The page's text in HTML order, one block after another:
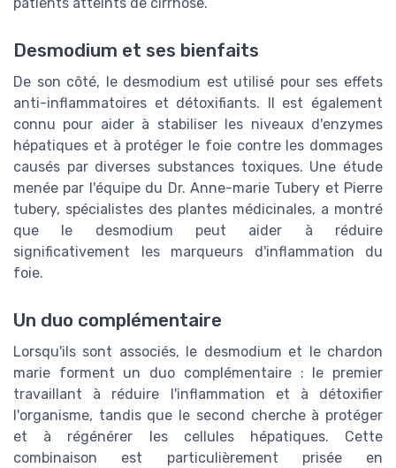
Desmodium et ses bienfaits
De son côté, le desmodium est utilisé pour ses effets
anti-inflammatoires et détoxifiants. Il est également
connu pour aider à stabiliser les niveaux d'enzymes
hépatiques et à protéger le foie contre les dommages
causés par diverses substances toxiques. Une étude
menée par l'équipe du Dr. Anne-marie Tubery et Pierre
tubery, spécialistes des plantes médicinales, a montré
que le desmodium peut aider à réduire
significativement les marqueurs d'inflammation du
foie.
Un duo complémentaire
Lorsqu'ils sont associés, le desmodium et le chardon
marie forment un duo complémentaire : le premier
travaillant à réduire l'inflammation et à détoxifier
l'organisme, tandis que le second cherche à protéger
et à régénérer les cellules hépatiques. Cette
combinaison est particulièrement prisée en